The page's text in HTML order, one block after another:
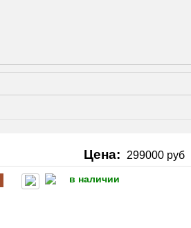
Цена: 299000 руб|
в наличии